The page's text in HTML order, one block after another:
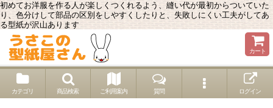
初めてお洋服を作る人が楽しくつくれるよう、縫い代が最初からついていた
り、色分けして部品の区別をしやすくしたりと、失敗しにくい工夫がしてあ
る型紙が沢山あります
カート
カテゴリ 商品検索 ご利用案内 質問 ログイン